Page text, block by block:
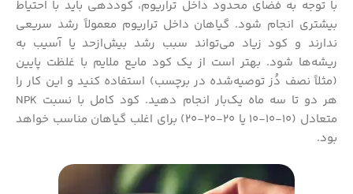
با توجه به فضای محدود داخل تراریوم، کوددهی باید با احتیاط
بیشتری انجام شود. گیاهان داخل تراریوم معمولاً رشد سریعی
ندارند و کود زیاد می‌تواند سبب رشد بیش‌ازحد یا آسیب به
ریشه‌ها شود. بهتر است از یک کود مایع ملایم با غلظت پایین
(مثلاً نصف دُز توصیه‌شده در برچسب) استفاده کنید و این کار را
هر دو تا سه ماه یک‌بار انجام دهید. کود کامل با نسبت NPK
متعادل (۱۰-۱۰-۱۰ یا ۲۰-۲۰-۲۰) برای اغلب گیاهان مناسب خواهد
بود.